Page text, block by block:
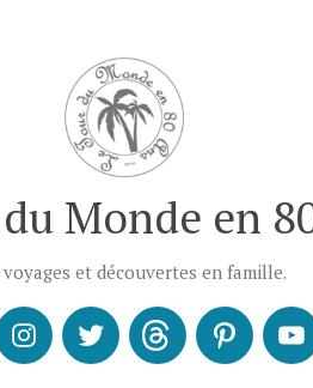
Monde en
et découvertes en famille.
Instagram
X ThreadsPinterest